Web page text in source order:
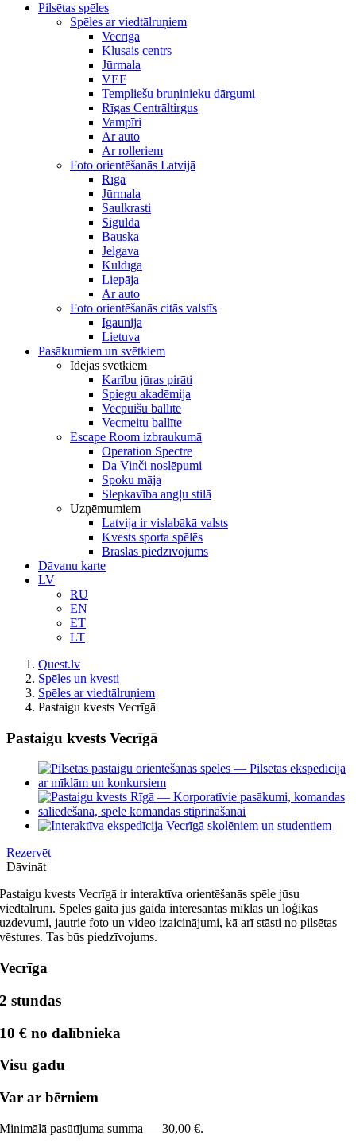
Pilsētas spēles
Spēles ar viedtālruņiem
Vecrīga
Klusais centrs
Jūrmala
VEF
Templiešu bruņinieku dārgumi
Rīgas Centrāltirgus
Vampīri
Ar auto
Ar rolleriem
Foto orientēšanās Latvijā
Rīga
Jūrmala
Saulkrasti
Sigulda
Bauska
Jelgava
Kuldīga
Liepāja
Ar auto
Foto orientēšanās citās valstīs
Igaunija
Lietuva
Pasākumiem un svētkiem
Idejas svētkiem
Karību jūras pirāti
Spiegu akadēmija
Vecpuišu ballīte
Vecmeitu ballīte
Escape Room izbraukumā
Operation Spectre
Da Vinči noslēpumi
Spoku māja
Slepkavība angļu stilā
Uzņēmumiem
Latvija ir vislabākā valsts
Kvests sporta spēlēs
Braslas piedzīvojums
Dāvanu karte
LV
RU
EN
ET
LT
Quest.lv
Spēles un kvesti
Spēles ar viedtālruņiem
Pastaigu kvests Vecrīgā
Pastaigu kvests Vecrīgā
View
Larger
Image
Rezervēt
Dāvināt
Pastaigu kvests Vecrīgā ir interaktīva orientēšanās spēle jūsu
viedtālrunī. Spēles gaitā jūs gaida interesantas mīklas un loģikas
uzdevumi, jautrie foto un video izaicinājumi, kā arī stāsti no pilsētas
vēstures. Tas būs piedzīvojums.
Vecrīga
2 stundas
10 € no dalībnieka
Visu gadu
Var ar bērniem
Minimālā pasūtījuma summa — 30,00 €.